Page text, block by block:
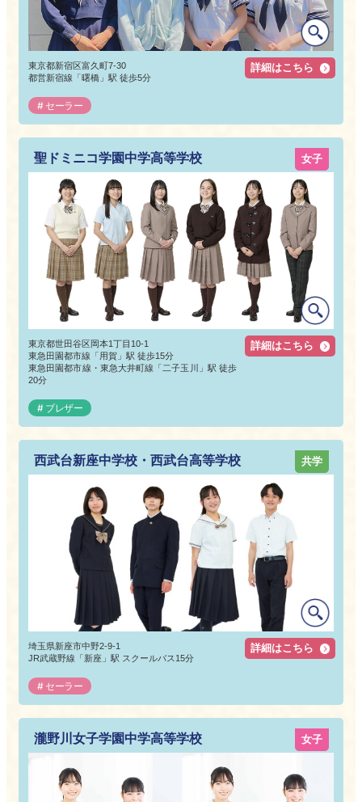
東京都新宿区富久町7-30
都営新宿線「曙橋」駅 徒歩5分
セーラー
詳細はこちら
聖ドミニコ学園中学高等学校
東京都世田谷区岡本1丁目10-1
東急田園都市線「用賀」駅 徒歩15分
東急田園都市線・東急大井町線「二子玉川」駅 徒歩
20分
ブレザー
女子
詳細はこちら
西武台新座中学校・西武台高等学校
埼玉県新座市中野2-9-1
JR武蔵野線「新座」駅 スクールバス15分
セーラー
共学
詳細はこちら
瀧野川女子学園中学高等学校 女子